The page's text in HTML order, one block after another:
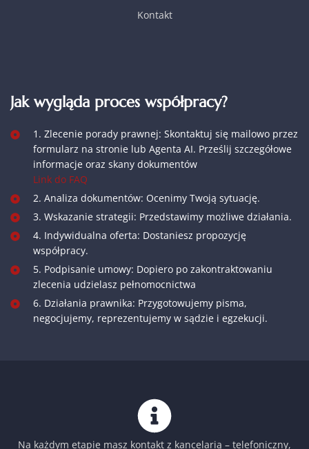
Kontakt
Jak wygląda proces współpracy?
1. Zlecenie porady prawnej: Skontaktuj się mailowo przez
formularz na stronie lub Agenta AI. Prześlij szczegółowe
informacje oraz skany dokumentów
Link do FAQ
2. Analiza dokumentów: Ocenimy Twoją sytuację.
3. Wskazanie strategii: Przedstawimy możliwe działania.
4. Indywidualna oferta: Dostaniesz propozycję
współpracy.
5. Podpisanie umowy: Dopiero po zakontraktowaniu
zlecenia udzielasz pełnomocnictwa
6. Działania prawnika: Przygotowujemy pisma,
negocjujemy, reprezentujemy w sądzie i egzekucji.
Na każdym etapie masz kontakt z kancelarią – telefoniczny,